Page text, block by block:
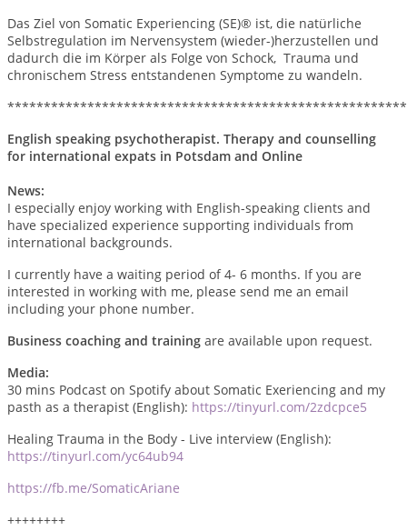
Das Ziel von Somatic Experiencing (SE)® ist, die natürliche
Selbstregulation im Nervensystem (wieder-)herzustellen und
dadurch die im Körper als Folge von Schock, Trauma und
chronischem Stress entstandenen Symptome zu wandeln.
English speaking psychotherapist. Therapy and counselling
for international expats in Potsdam and Online
News:
I especially enjoy working with English-speaking clients and
have specialized experience supporting individuals from
international backgrounds.
I currently have a waiting period of 4- 6 months. If you are
interested in working with me, please send me an email
including your phone number.
Business coaching and training are available upon request.
Media:
30 mins Podcast on Spotify about Somatic Exeriencing and my
pasth as a therapist (English): https://tinyurl.com/2zdcpce5
Healing Trauma in the Body - Live interview (English):
https://tinyurl.com/yc64ub94
https://fb.me/SomaticAriane
++++++++